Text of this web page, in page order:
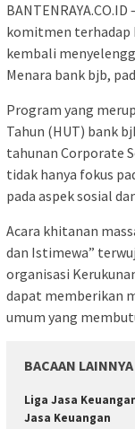
komitmen terhadap
kembali
Menara bank bjb,
Program yang
Tahun (HUT) bank
tahunan Corporate
tidak hanya fokus
pada aspek sosial
Acara khitanan
dan Istimewa”
organisasi
dapat memberikan
umum yang
BACAAN LAINNYA
Liga Jasa
Jasa Keuangan